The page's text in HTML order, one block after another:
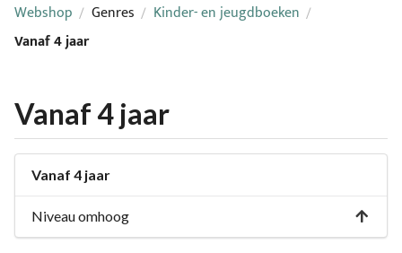
Webshop / Genres / Kinder- en jeugdboeken /
Vanaf 4 jaar
Vanaf 4 jaar
Vanaf 4 jaar
Niveau omhoog